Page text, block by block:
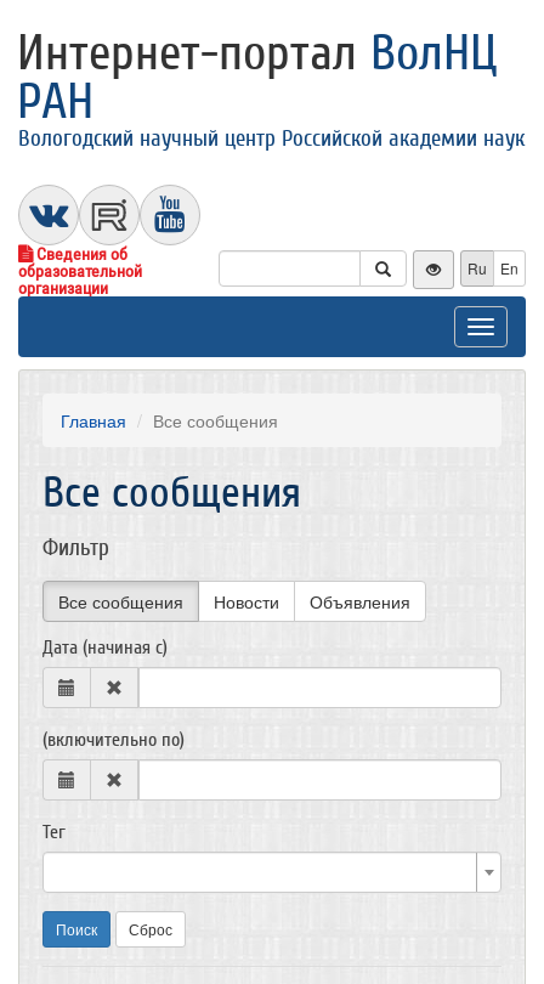
Интернет-портал ВолНЦ
РАН
Вологодский научный центр Российской академии наук
Сведения об
образовательной
организации
Ru En
Toggle
Главная Все сообщения
Все сообщения
Фильтр
Все сообщения Новости Объявления
Дата (начиная с)
(включительно по)
Тег
Поиск Сброс